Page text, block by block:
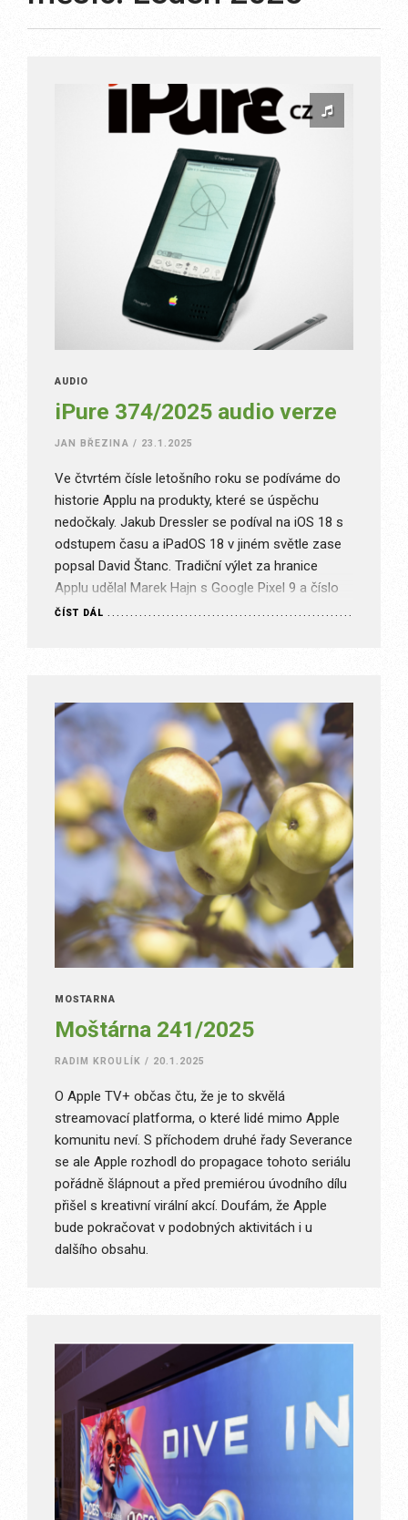
AUDIO
iPure 374/2025 audio verze
JAN BŘEZINA / 23.1.2025
Ve čtvrtém čísle letošního roku se podíváme do
historie Applu na produkty, které se úspěchu
nedočkaly. Jakub Dressler se podíval na iOS 18 s
odstupem času a iPadOS 18 v jiném světle zase
popsal David Štanc. Tradiční výlet za hranice
Applu udělal Marek Hajn s Google Pixel 9 a číslo
uzavírá Karel Oprchal, který se…
ČÍST DÁL
MOŠTÁRNA
Moštárna 241/2025
RADIM KROULÍK / 20.1.2025
O Apple TV+ občas čtu, že je to skvělá
streamovací platforma, o které lidé mimo Apple
komunitu neví. S příchodem druhé řady Severance
se ale Apple rozhodl do propagace tohoto seriálu
pořádně šlápnout a před premiérou úvodního dílu
přišel s kreativní virální akcí. Doufám, že Apple
bude pokračovat v podobných aktivitách i u
dalšího obsahu.